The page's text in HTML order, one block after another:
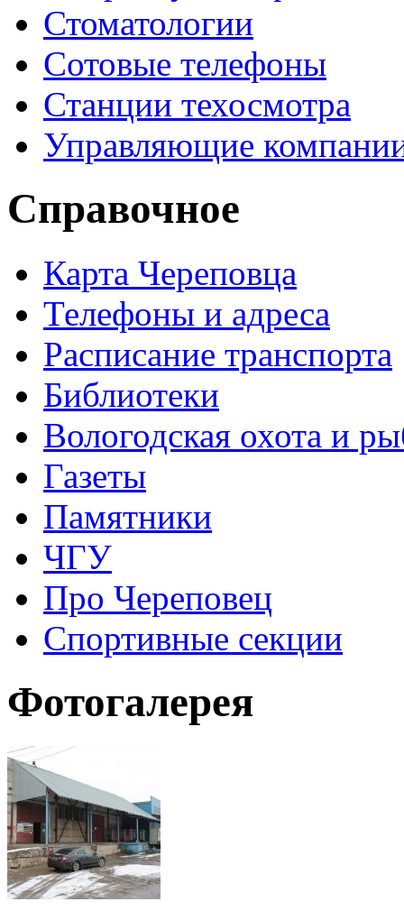
Стоматологии
Сотовые телефоны
Станции техосмотра
Управляющие
Справочное
Карта Череповца
Телефоны и адреса
Расписание транспорта
Библиотеки
Вологодская охота и
Газеты
Памятники
ЧГУ
Про Череповец
Спортивные секции
Фотогалерея